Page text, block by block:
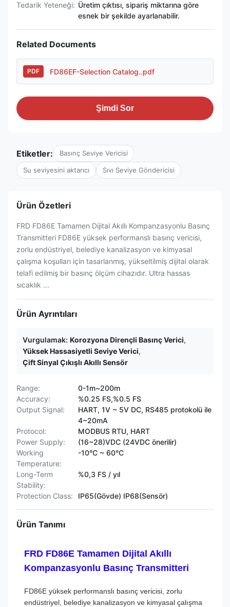
Tedarik Yeteneği: Üretim çıktısı, sipariş miktarına göre
esnek bir şekilde ayarlanabilir.
Related Documents
PDF FD86EF-Selection Catalog..pdf
Şimdi Sor
Etiketler: Basınç Seviye Vericisi
Su seviyesini aktarıcı Sıvı Seviye Göndericisi
Ürün Özetleri
FRD FD86E Tamamen Dijital Akıllı Kompanzasyonlu Basınç
Transmitteri FD86E yüksek performanslı basınç vericisi,
zorlu endüstriyel, belediye kanalizasyon ve kimyasal
çalışma koşulları için tasarlanmış, yükseltilmiş dijital olarak
telafi edilmiş bir basınç ölçüm cihazıdır. Ultra hassas
sıcaklık ...
Ürün Ayrıntıları
Vurgulamak: Korozyona Dirençli Basınç Verici,
Yüksek Hassasiyetli Seviye Verici,
Çift Sinyal Çıkışlı Akıllı Sensör
Range:
0-1m~200m
Accuracy:
%0.25 FS,%0.5 FS
Output Signal:
HART, 1V ~ 5V DC, RS485 protokolü ile
4~20mA
Protocol:
MODBUS RTU, HART
Power Supply:
(16~28)VDC (24VDC önerilir)
Working
Temperature:
-10°C ~ 60°C
Long-Term
Stability:
%0,3 FS / yıl
Protection Class: IP65(Gövde) IP68(Sensör)
Ürün Tanımı
FRD FD86E Tamamen Dijital Akıllı
Kompanzasyonlu Basınç Transmitteri
FD86E yüksek performanslı basınç vericisi, zorlu
endüstriyel, belediye kanalizasyon ve kimyasal çalışma